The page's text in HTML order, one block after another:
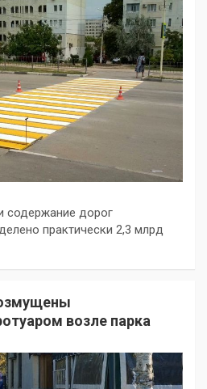
содержание дорог
практически 2,3 млрд
возле парка